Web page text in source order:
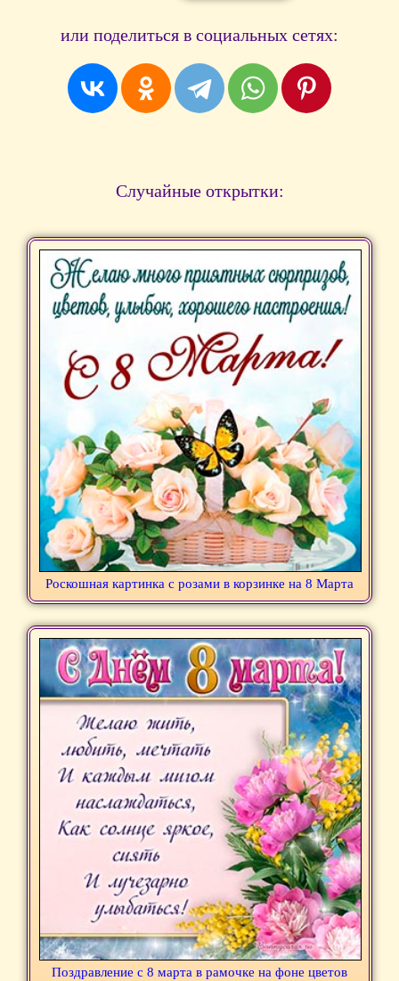
или поделиться в социальных сетях:
Случайные открытки:
Роскошная картинка с розами в корзинке на 8 Марта
Поздравление с 8 марта в рамочке на фоне цветов